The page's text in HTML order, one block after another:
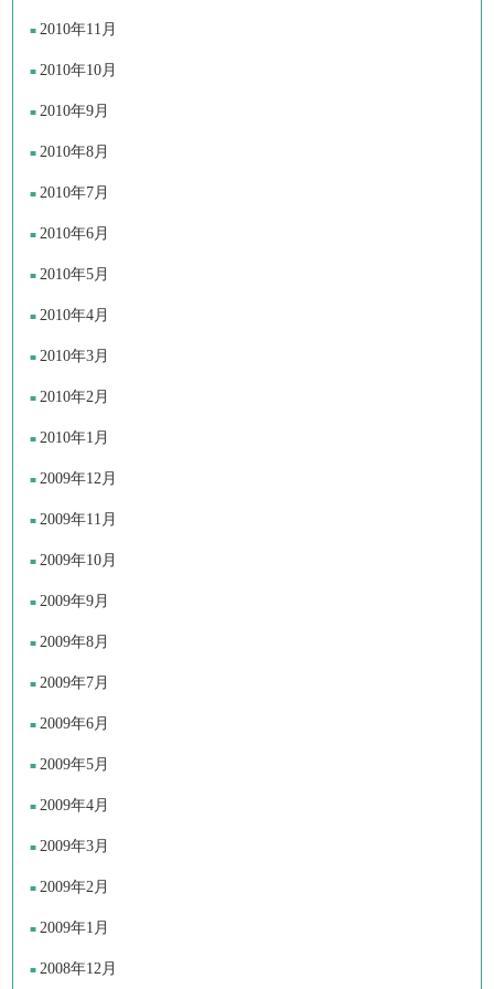
2010年11月
2010年10月
2010年9月
2010年8月
2010年7月
2010年6月
2010年5月
2010年4月
2010年3月
2010年2月
2010年1月
2009年12月
2009年11月
2009年10月
2009年9月
2009年8月
2009年7月
2009年6月
2009年5月
2009年4月
2009年3月
2009年2月
2009年1月
2008年12月